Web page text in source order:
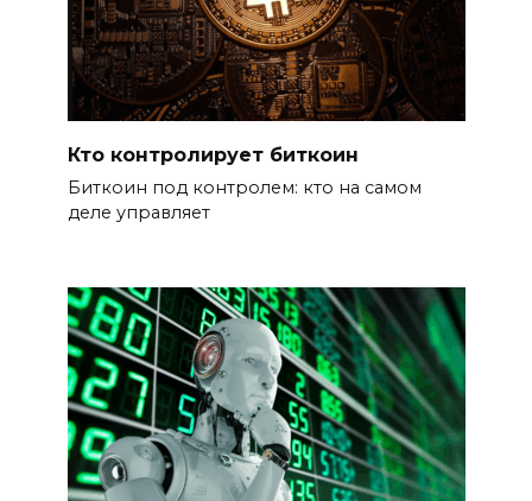
Кто контролирует биткоин
Биткоин под контролем: кто на самом
деле управляет